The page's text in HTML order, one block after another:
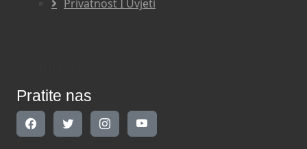
Privatnost I Uvjeti
Pratite nas